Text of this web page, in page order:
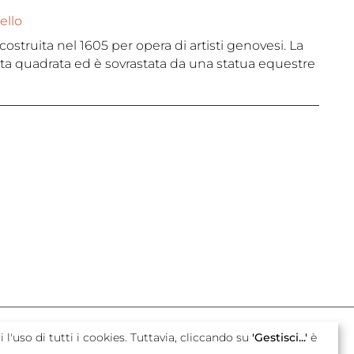
nel 1605 per opera di artisti genovesi. La
quadrata ed è sovrastata da una statua equestre
l'uso di tutti i cookies. Tuttavia, cliccando su 'Gestisci...' è